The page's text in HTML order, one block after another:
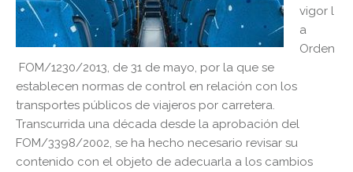
vigor l
a
Orden
FOM/1230/2013, de 31 de mayo, por la que se
establecen normas de control en relación con los
transportes públicos de viajeros por carretera.
Transcurrida una década desde la aprobación del
FOM/3398/2002, se ha hecho necesario revisar su
contenido con el objeto de adecuarla a los cambios